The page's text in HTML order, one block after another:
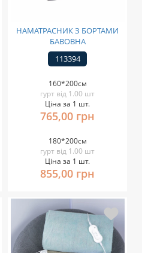
НАМАТРАСНИК З БОРТАМИ
БАВОВНА
113394
160*200см
гурт від 1.00 шт
Ціна за 1 шт.
765,00 грн
180*200см
гурт від 1.00 шт
Ціна за 1 шт.
855,00 грн